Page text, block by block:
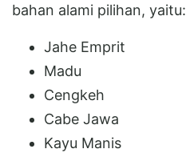
bahan alami pilihan, yaitu:
Jahe Emprit
Madu
Cengkeh
Cabe Jawa
Kayu Manis